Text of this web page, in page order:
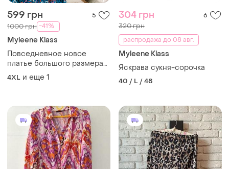
599 грн 5
1000 грн -41%
Myleene Klass
Повседневное новое
платье большого размера
батал
4XL и еще 1
304 грн 6
320 грн
распродажа до 08 авг.
Myleene Klass
Яскрава сукня-сорочка
40 / L / 48